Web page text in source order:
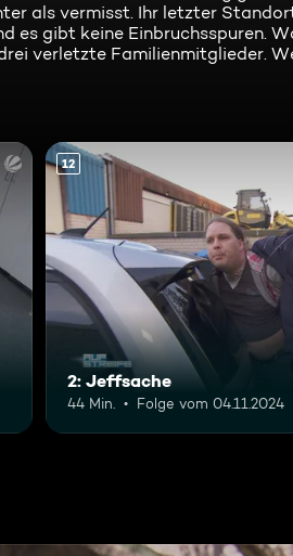
als vermisst. Ihr letzter
es gibt keine Einbruchsspuren.
verletzte Familienmitglieder.
12
2: Jeffsache
44 Min. Folge vom 04.11.2024